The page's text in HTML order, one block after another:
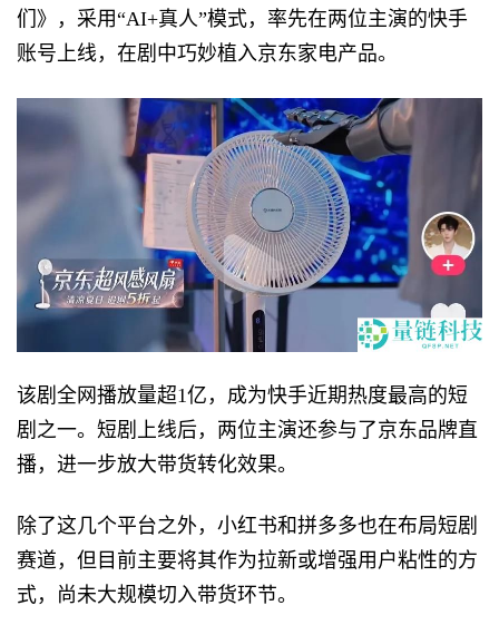
们》，采用“AI+真人”模式，率先在两位主演的快手
账号上线，在剧中巧妙植入京东家电产品。
该剧全网播放量超1亿，成为快手近期热度最高的短
剧之一。短剧上线后，两位主演还参与了京东品牌直
播，进一步放大带货转化效果。
除了这几个平台之外，小红书和拼多多也在布局短剧
赛道，但目前主要将其作为拉新或增强用户粘性的方
式，尚未大规模切入带货环节。